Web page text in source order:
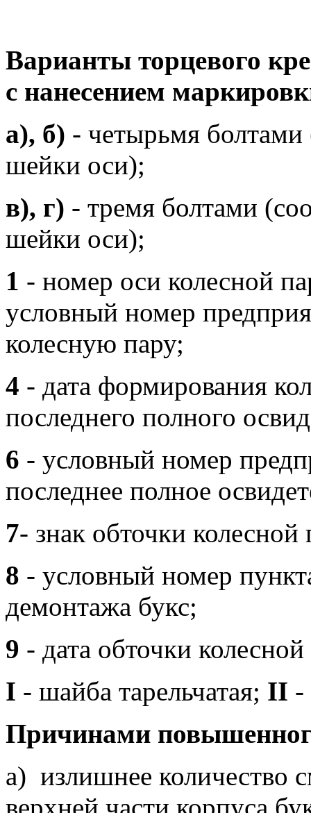
Варианты торцевого
с нанесением
а), б) - четырьмя болтами
шейки оси);
в), г) - тремя болтами
шейки оси);
1 - номер оси колесной
условный номер
колесную пару;
4 - дата формирования
последнего полного
6 - условный номер
последнее полное
7- знак обточки
8 - условный номер
демонтажа букс;
9 - дата обточки
I - шайба тарельчатая; II -
Причинами
а) излишнее количество
верхней части корпуса